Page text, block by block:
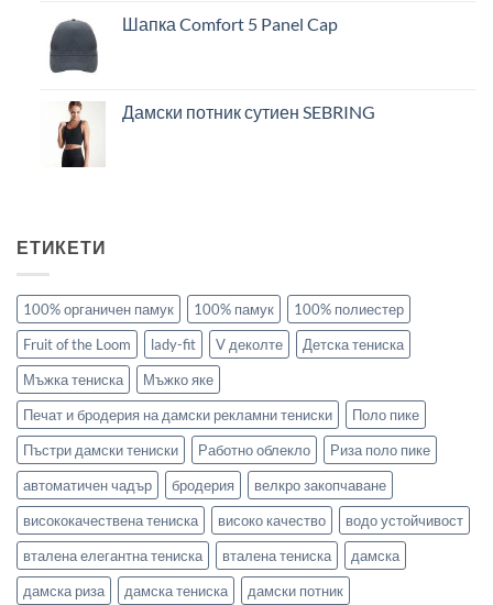
Шапка Comfort 5 Panel Cap
Дамски потник сутиен SEBRING
ЕТИКЕТИ
100% органичен памук 100% памук
100% полиестер
Fruit of the Loom
lady-fit V деколте
Детска тениска
Мъжка тениска
Мъжко яке
Печат и бродерия на дамски рекламни тениски
Поло пике
Пъстри дамски тениски
Работно облекло
Риза поло пике
автоматичен чадър
бродерия
велкро закопчаване
висококачествена тениска
високо качество
водо устойчивост
вталена елегантна тениска
вталена тениска
дамска
дамска риза
дамска тениска дамски потник